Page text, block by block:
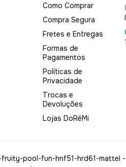
Como Comprar
Compra Segura
Fretes e Entregas
Formas de
Pagamentos
Políticas de
Privacidade
Trocas e
Devoluções
Lojas DoRéMi
pool-fun-hnf51-hrd61-mattel